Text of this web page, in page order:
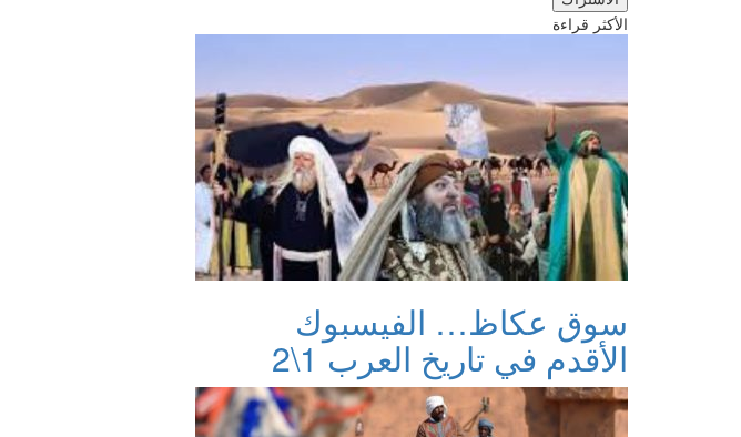
الأكثر قراءة
سوق عكاظ… الفيسبوك
الأقدم في تاريخ العرب 1\2